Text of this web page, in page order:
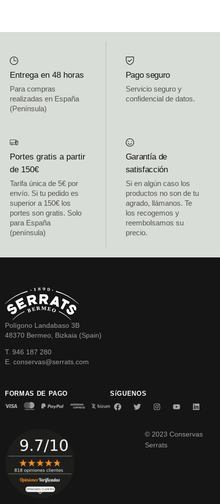
Entrega en 48 horas
Para compras
realizadas en España
(Península)
Pago seguro
Servicio seguro y
confidencial de datos.
Portes gratis a partir
de 150€
Tarifa única de 5€ por
envío. Si tu pedido es
superior a 150€ los
portes son gratis. Solo
para España
(península)
Garantía de
satisfacción
Si en algún caso los
productos no son de tu
agrado, llámanos. Te
los recogemos y
reembolsamos su
precio.
Polígono Landabaso 3B
48370 Bermeo, Bizkaia (Spain)
T. 946 187 280
E. conservas@serrats.com
FORMAS DE PAGO SíGUENOS
© 2023 Conservas
Serrats